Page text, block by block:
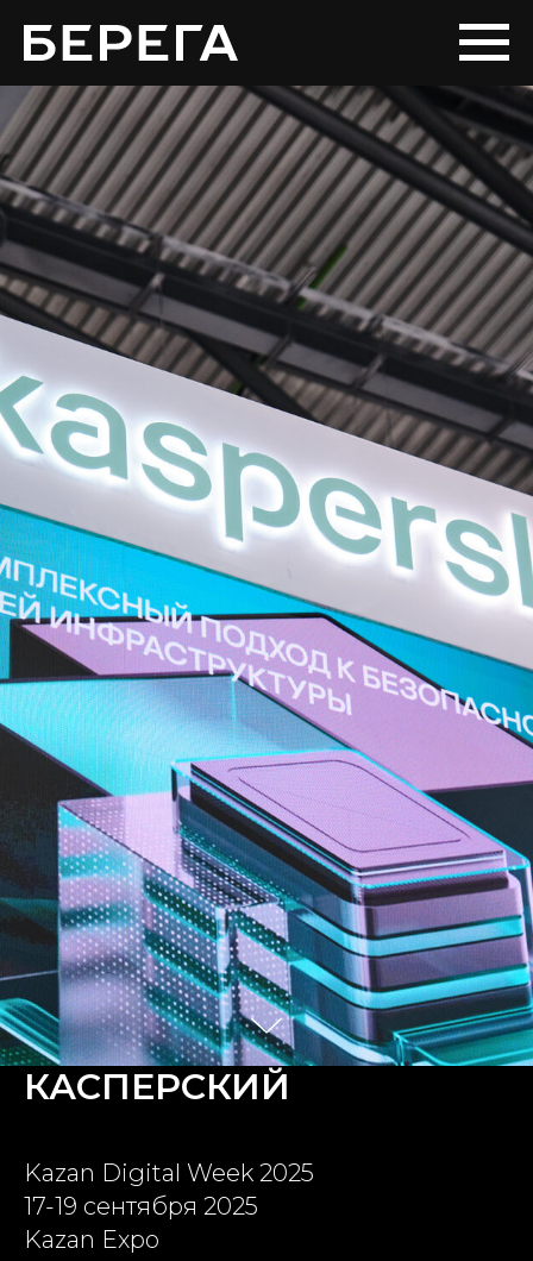
КАСПЕРСКИЙ
Kazan Digital Week 2025
17-19 сентября 2025
Kazan Expo